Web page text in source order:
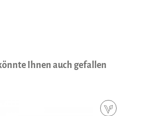
Produktgalerie überspringen
Ihnen auch gefallen